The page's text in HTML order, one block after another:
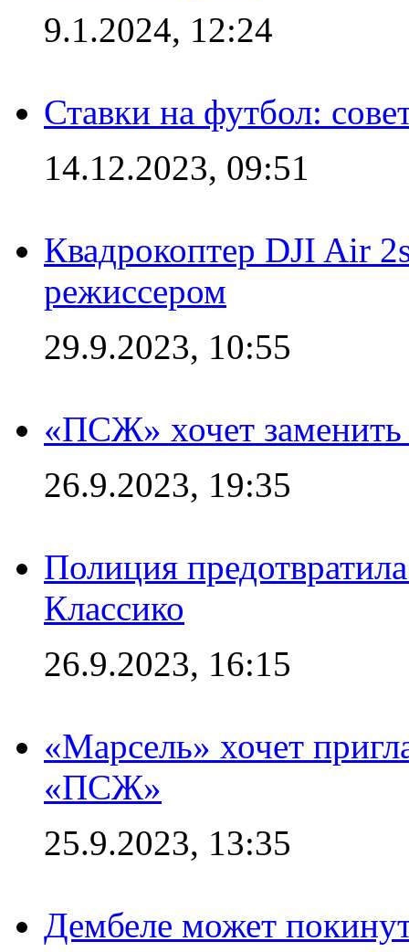
9.1.2024, 12:24
Ставки на футбол:
14.12.2023, 09:51
Квадрокоптер DJI Air
режиссером
29.9.2023, 10:55
«ПСЖ» хочет
26.9.2023, 19:35
Полиция
Классико
26.9.2023, 16:15
«Марсель» хочет
«ПСЖ»
25.9.2023, 13:35
Дембеле может